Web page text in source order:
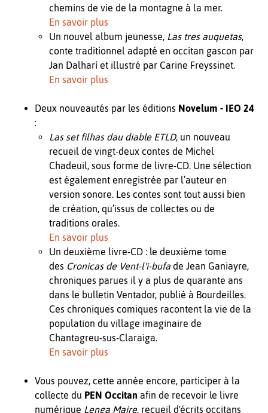
chemins de vie de la montagne à la mer.
En savoir plus
Un nouvel album jeunesse, Las tres auquetas,
conte traditionnel adapté en occitan gascon par
Jan Dalharí et illustré par Carine Freyssinet.
En savoir plus
Deux nouveautés par les éditions Novelum - IEO 24
:
Las set filhas dau diable ETLD, un nouveau
recueil de vingt-deux contes de Michel
Chadeuil, sous forme de livre-CD. Une sélection
est également enregistrée par l’auteur en
version sonore. Les contes sont tout aussi bien
de création, qu’issus de collectes ou de
traditions orales.
En savoir plus
Un deuxième livre-CD : le deuxième tome
des Cronicas de Vent-l'i-bufa de Jean Ganiayre,
chroniques parues il y a plus de quarante ans
dans le bulletin Ventador, publié à Bourdeilles.
Ces chroniques comiques racontent la vie de la
population du village imaginaire de
Chantagreu-sus-Claraiga.
En savoir plus
Vous pouvez, cette année encore, participer à la
collecte du PEN Occitan afin de recevoir le livre
numérique Lenga Maire, recueil d'écrits occitans